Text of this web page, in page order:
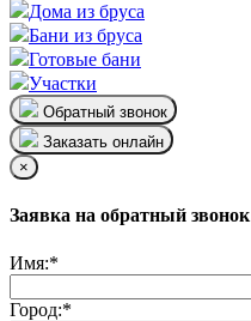
Дома из бруса
Бани из бруса
Готовые бани
Участки
Обратный звонок
Заказать онлайн
×
Заявка на обратный звонок
Имя:*
Город:*